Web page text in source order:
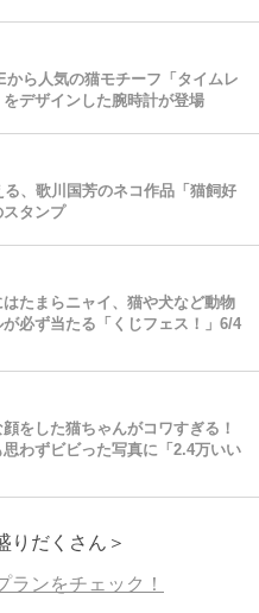
から人気の猫モチーフ「タイムレ
デザインした腕時計が登場
、歌川国芳のネコ作品「猫飼好
タンプ
たまらニャイ、猫や犬など動物
必ず当たる「くじフェス！」6/4
をした猫ちゃんがコワすぎる！
わずビビった写真に「2.4万いい
りだくさん＞
ランをチェック！